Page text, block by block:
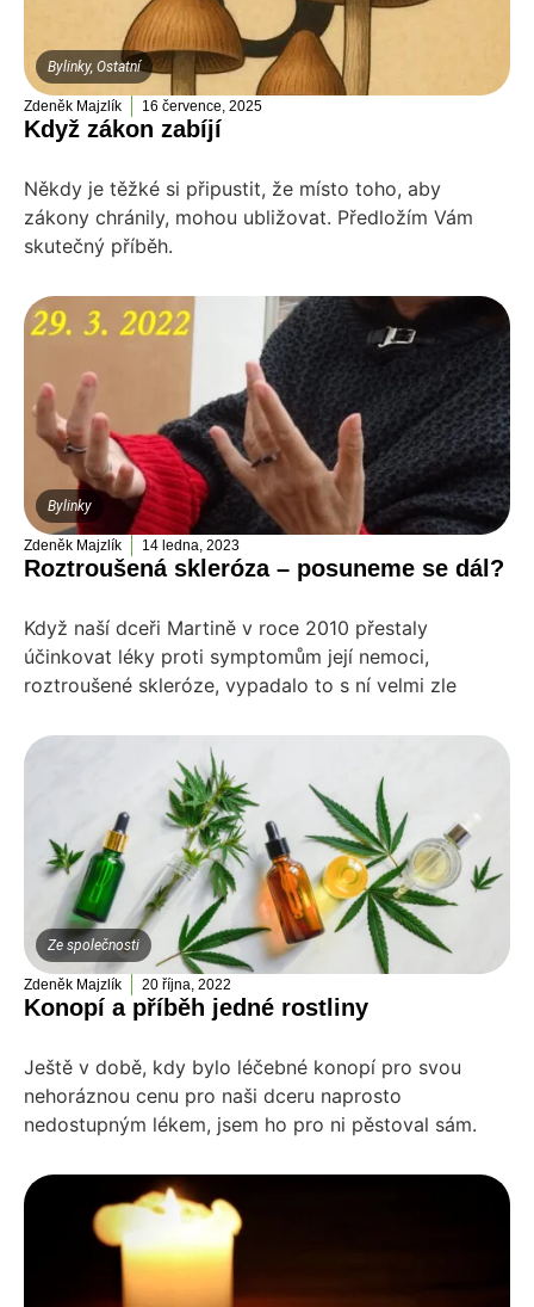
Bylinky, Ostatní
Zdeněk Majzlík 16 července, 2025
Když zákon zabíjí
Někdy je těžké si připustit, že místo toho, aby
zákony chránily, mohou ubližovat. Předložím Vám
skutečný příběh.
Bylinky
Zdeněk Majzlík 14 ledna, 2023
Roztroušená skleróza – posuneme se dál?
Když naší dceři Martině v roce 2010 přestaly
účinkovat léky proti symptomům její nemoci,
roztroušené skleróze, vypadalo to s ní velmi zle
Ze společnosti
Zdeněk Majzlík 20 října, 2022
Konopí a příběh jedné rostliny
Ještě v době, kdy bylo léčebné konopí pro svou
nehoráznou cenu pro naši dceru naprosto
nedostupným lékem, jsem ho pro ni pěstoval sám.